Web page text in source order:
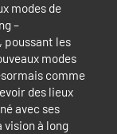
modes de
–
poussant les
modes
comme
des lieux
avec ses
vision à long